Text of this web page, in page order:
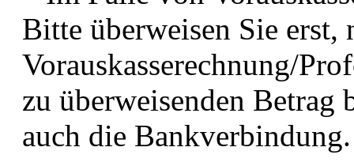
Bitte überweisen Sie erst,
Vorauskasserechnung/
zu überweisenden Betrag
auch die Bankverbindung.